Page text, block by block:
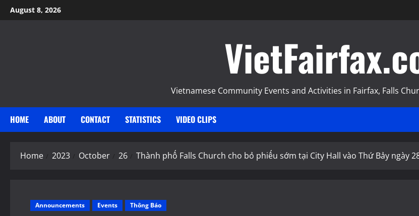
Skip
to
August 8, 2026
Vietnamese Community Events and Activities in Fairfax, Falls
HOME ABOUT CONTACT STATISTICS VIDEO CLIPS
Home 2023 October 26 Thành phố Falls Church cho bỏ phiếu sớm tại City Hall vào Thứ Bảy ngày
Announcements Events Thông Báo